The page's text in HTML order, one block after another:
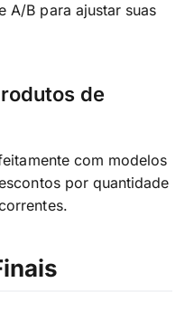
A/B para ajustar suas
de
com modelos
por quantidade